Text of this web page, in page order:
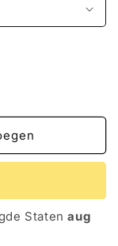
Statenaug